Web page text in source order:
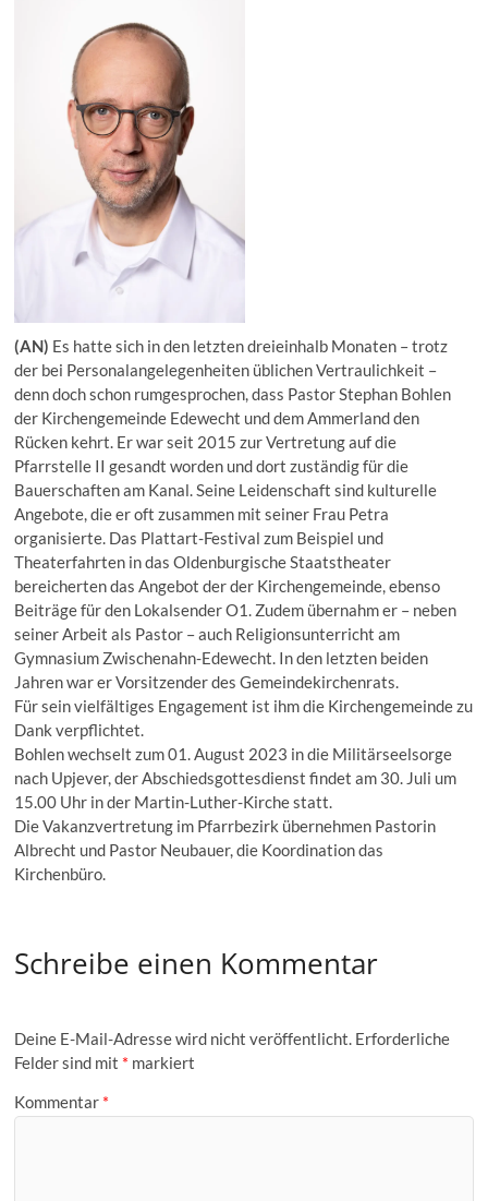
(AN) Es hatte sich in den letzten dreieinhalb Monaten – trotz
der bei Personalangelegenheiten üblichen Vertraulichkeit –
denn doch schon rumgesprochen, dass Pastor Stephan Bohlen
der Kirchengemeinde Edewecht und dem Ammerland den
Rücken kehrt. Er war seit 2015 zur Vertretung auf die
Pfarrstelle II gesandt worden und dort zuständig für die
Bauerschaften am Kanal. Seine Leidenschaft sind kulturelle
Angebote, die er oft zusammen mit seiner Frau Petra
organisierte. Das Plattart-Festival zum Beispiel und
Theaterfahrten in das Oldenburgische Staatstheater
bereicherten das Angebot der der Kirchengemeinde, ebenso
Beiträge für den Lokalsender O1. Zudem übernahm er – neben
seiner Arbeit als Pastor – auch Religionsunterricht am
Gymnasium Zwischenahn-Edewecht. In den letzten beiden
Jahren war er Vorsitzender des Gemeindekirchenrats.
Für sein vielfältiges Engagement ist ihm die Kirchengemeinde zu
Dank verpflichtet.
Bohlen wechselt zum 01. August 2023 in die Militärseelsorge
nach Upjever, der Abschiedsgottesdienst findet am 30. Juli um
15.00 Uhr in der Martin-Luther-Kirche statt.
Die Vakanzvertretung im Pfarrbezirk übernehmen Pastorin
Albrecht und Pastor Neubauer, die Koordination das
Kirchenbüro.
Schreibe einen Kommentar
Deine E-Mail-Adresse wird nicht veröffentlicht. Erforderliche
Felder sind mit * markiert
Kommentar *